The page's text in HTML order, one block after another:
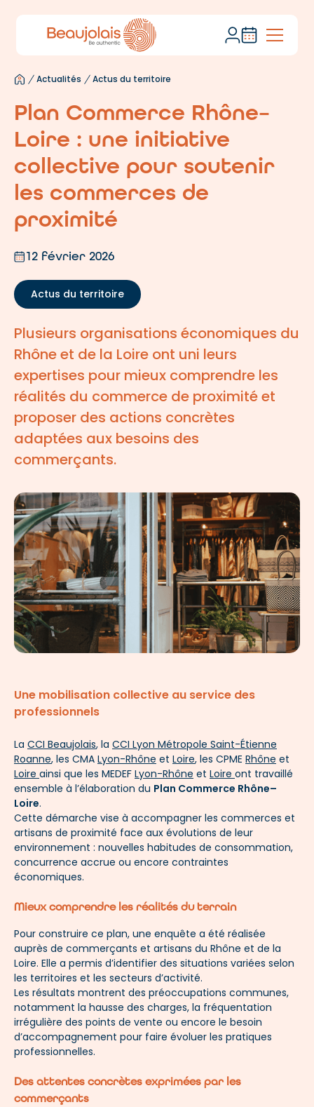
Actualités Actus du territoire
Plan Commerce Rhône–
Loire : une initiative
collective pour soutenir
les commerces de
proximité
12 février 2026
Actus du territoire
Plusieurs organisations économiques du
Rhône et de la Loire ont uni leurs
expertises pour mieux comprendre les
réalités du commerce de proximité et
proposer des actions concrètes
adaptées aux besoins des
commerçants.
Une mobilisation collective au service des
professionnels
La CCI Beaujolais, la CCI Lyon Métropole Saint-Étienne
Roanne, les CMA Lyon-Rhône et Loire, les CPME Rhône et
Loire ainsi que les MEDEF Lyon-Rhône et Loire ont travaillé
ensemble à l’élaboration du Plan Commerce Rhône–
Loire.
Cette démarche vise à accompagner les commerces et
artisans de proximité face aux évolutions de leur
environnement : nouvelles habitudes de consommation,
concurrence accrue ou encore contraintes
économiques.
Mieux comprendre les réalités du terrain
Pour construire ce plan, une enquête a été réalisée
auprès de commerçants et artisans du Rhône et de la
Loire. Elle a permis d’identifier des situations variées selon
les territoires et les secteurs d’activité.
Les résultats montrent des préoccupations communes,
notamment la hausse des charges, la fréquentation
irrégulière des points de vente ou encore le besoin
d’accompagnement pour faire évoluer les pratiques
professionnelles.
Des attentes concrètes exprimées par les
commerçants